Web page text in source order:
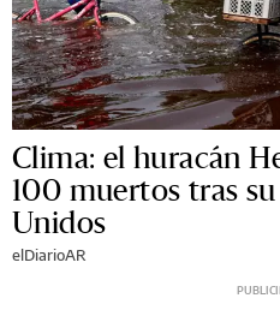
Clima: el huracán
100 muertos tras
Unidos
elDiarioAR